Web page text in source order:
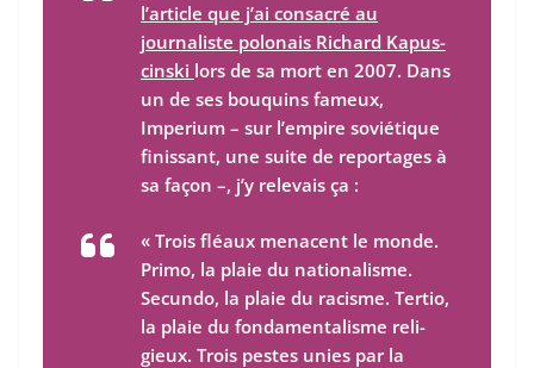
l’article que j’ai consacré au
journaliste polonais Richard Kapus­
cinski lors de sa mort en 2007. Dans
un de ses bouquins fameux,
Imperium – sur l’empire soviétique
finissant, une suite de reportages à
sa façon –, j’y relevais ça :
« Trois fléaux menacent le monde.
Primo, la plaie du natio­na­lisme.
Secundo, la plaie du racisme. Ter­tio,
la plaie du fon­da­men­ta­lisme reli­
gieux. Trois pestes unies par la